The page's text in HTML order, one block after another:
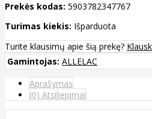
Prekės kodas: 5903782347767
Turimas kiekis: Išparduota
Turite klausimų apie šią prekę?
Gamintojas: ALLELAC
Aprašymas
(0) Atsiliepimai